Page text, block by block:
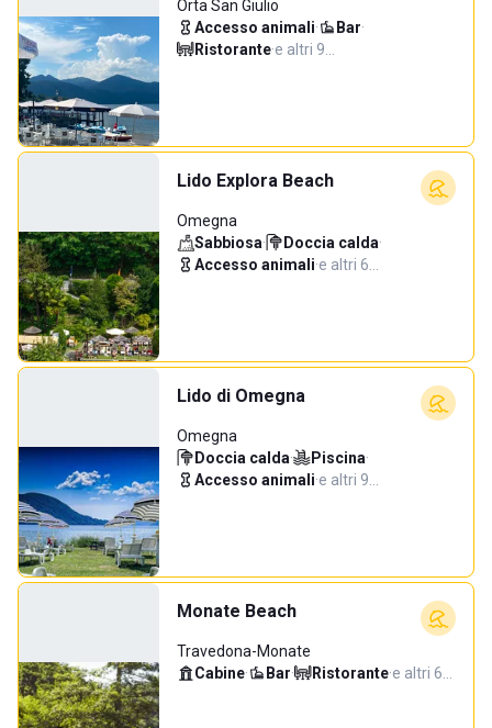
Orta San Giulio
Accesso animali· Bar·
Ristorante·e altri 9…
Lido Explora Beach
Omegna
Sabbiosa· Doccia calda·
Accesso animali·e altri 6…
Lido di Omegna
Omegna
Doccia calda· Piscina·
Accesso animali·e altri 9…
Monate Beach
Travedona-Monate
Cabine· Bar· Ristorante·e altri 6…